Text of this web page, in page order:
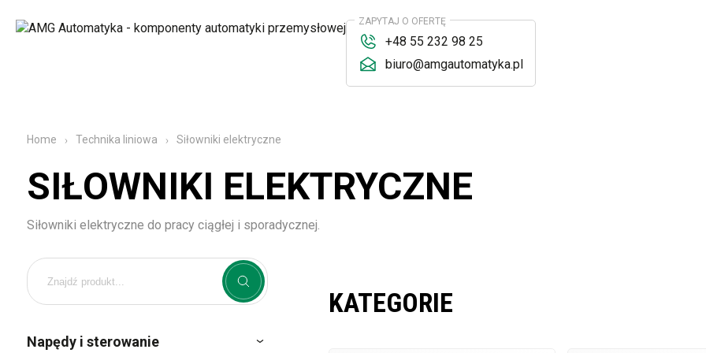
ZAPYTAJ O OFERTĘ
+48 55 232 98 25
biuro@amgautomatyka.pl
Home Technika liniowa Siłowniki elektryczne
SIŁOWNIKI ELEKTRYCZNE
Siłowniki elektryczne do pracy ciągłej i sporadycznej.
Napędy i sterowanie
KATEGORIE